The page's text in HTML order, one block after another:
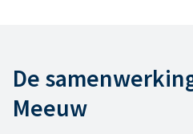
De
Meeuw